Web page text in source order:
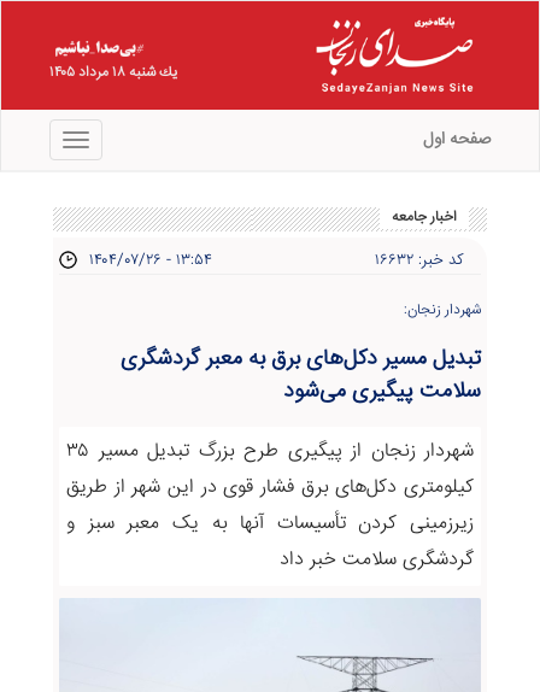
يك شنبه ۱۸ مرداد ۱۴۰۵
منو صفحه اول
اخبار جامعه
کد خبر: ۱۶۶۳۲ ۱۴۰۴/۰۷/۲۶ - ۱۳:۵۴
شهردار زنجان:
تبدیل مسیر دکل‌های برق به معبر گردشگری
سلامت پیگیری می‌شود
شهردار زنجان از پیگیری طرح بزرگ تبدیل مسیر ۳۵
کیلومتری دکل‌های برق فشار قوی در این شهر از طریق
زیرزمینی کردن تأسیسات آنها به یک معبر سبز و
گردشگری سلامت خبر داد